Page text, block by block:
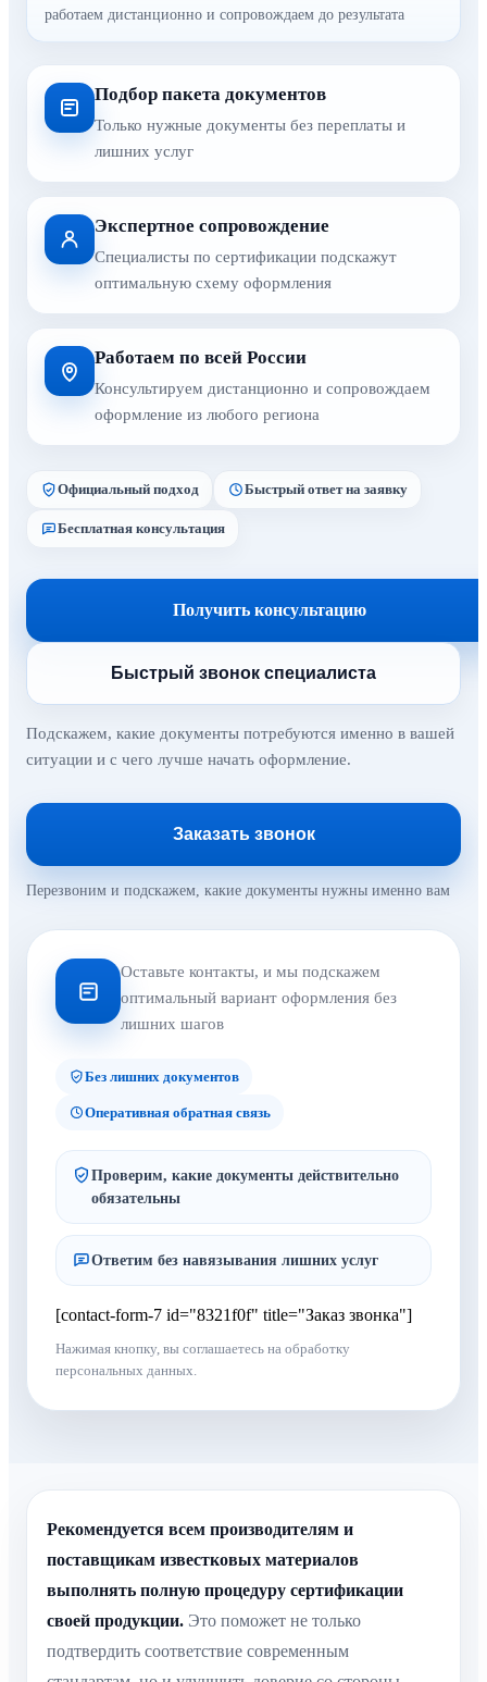
работаем дистанционно и сопровождаем до результата
Подбор пакета документов
Только нужные документы без переплаты и
лишних услуг
Экспертное сопровождение
Специалисты по сертификации подскажут
оптимальную схему оформления
Работаем по всей России
Консультируем дистанционно и сопровождаем
оформление из любого региона
Официальный подход Быстрый ответ на заявку
Бесплатная консультация
Получить консультацию
Быстрый звонок специалиста
Подскажем, какие документы потребуются именно в вашей
ситуации и с чего лучше начать оформление.
Заказать звонок
Перезвоним и подскажем, какие документы нужны именно вам
Оставьте контакты, и мы подскажем
оптимальный вариант оформления без
лишних шагов
Без лишних документов
Оперативная обратная связь
Проверим, какие документы действительно
обязательны
Ответим без навязывания лишних услуг
[contact-form-7 id="8321f0f" title="Заказ звонка"]
Нажимая кнопку, вы соглашаетесь на обработку
персональных данных.
Рекомендуется всем производителям и
поставщикам известковых материалов
выполнять полную процедуру сертификации
своей продукции. Это поможет не только
подтвердить соответствие современным